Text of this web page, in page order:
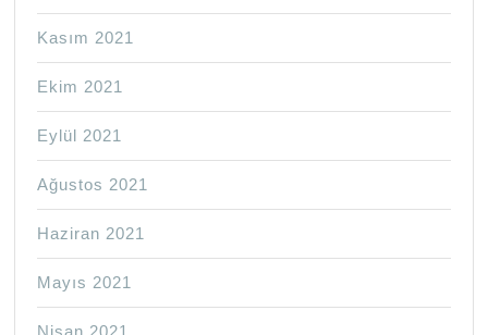
Kasım 2021
Ekim 2021
Eylül 2021
Ağustos 2021
Haziran 2021
Mayıs 2021